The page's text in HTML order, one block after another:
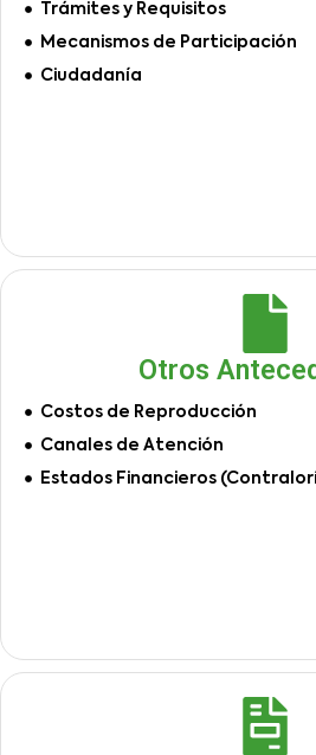
Trámites y Requisitos
Mecanismos de Participación
Ciudadanía
Otros
Costos de Reproducción
Canales de Atención
Estados Financieros